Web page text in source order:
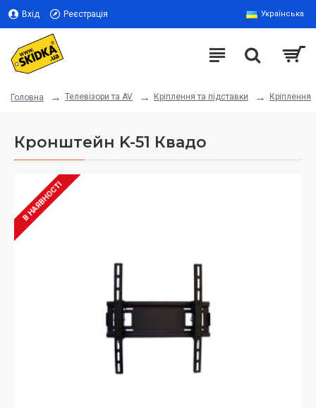
Вхід Реєстрація Українська
Головна Телевізори та AV Кріплення та підставки Кріплення
Кронштейн K-51 Квадо
В НАЯВНОСТІ